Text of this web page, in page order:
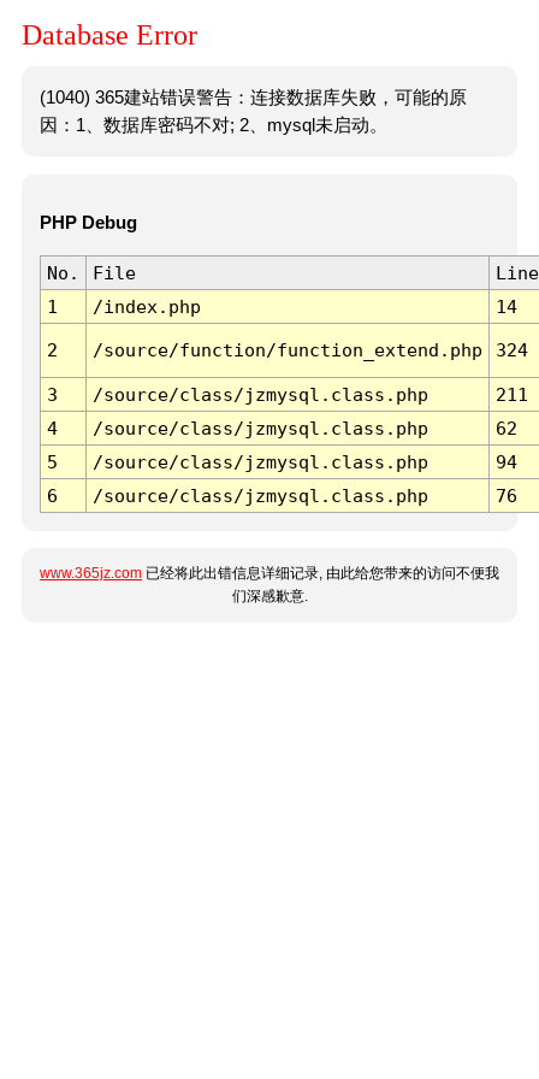
Database Error
(1040) 365建站错误警告：连接数据库失败，可能的原
因：1、数据库密码不对; 2、mysql未启动。
PHP Debug
No. File
Line
1
/index.php 14
2 /source/function/function_extend.php 324
3 /source/class/jzmysql.class.php
211
4
/source/class/jzmysql.class.php
62
5
/source/class/jzmysql.class.php
94
6
/source/class/jzmysql.class.php 76
www.365jz.com 已经将此出错信息详细记录, 由此给您带来的访问不便我
们深感歉意.